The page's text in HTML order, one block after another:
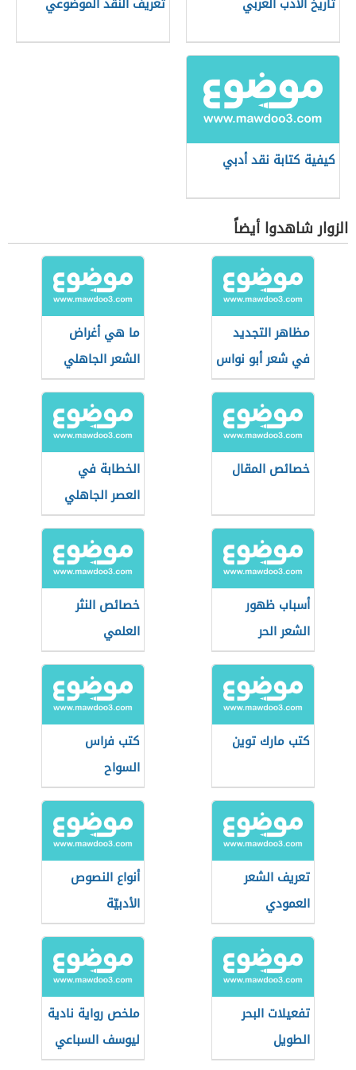
كيفية كتابة نقد أدبي
الزوار شاهدوا أيضاً
مظاهر التجديد
في شعر أبو نواس
ما هي أغراض
الشعر الجاهلي
خصائص المقال
الخطابة في
العصر الجاهلي
أسباب ظهور
الشعر الحر
خصائص النثر
العلمي
كتب مارك توين
كتب فراس
السواح
تعريف الشعر
العمودي
أنواع النصوص
الأدبيّة
تفعيلات البحر
الطويل
ملخص رواية نادية
ليوسف السباعي